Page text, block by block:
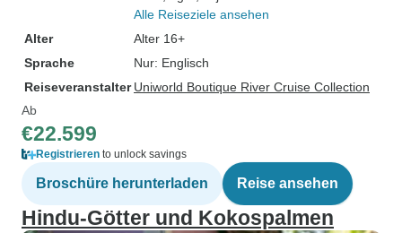
Alle Reiseziele ansehen
Alter
Alter 16+
Sprache
Nur: Englisch
Reiseveranstalter Uniworld Boutique River Cruise Collection
Ab
€22.599
Registrieren to unlock savings
Broschüre herunterladen Reise ansehen
Hindu-Götter und Kokospalmen